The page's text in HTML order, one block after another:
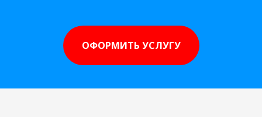
ОФОРМИТЬ УСЛУГУ